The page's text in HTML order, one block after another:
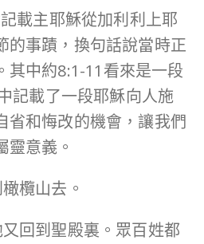
載主耶穌從加利利上耶
的事蹟，換句話說當時正
其中約8:1-11看來是一段
記載了一段耶穌向人施
省和悔改的機會，讓我們
靈意義。
欖山去。
回到聖殿裏。眾百姓都